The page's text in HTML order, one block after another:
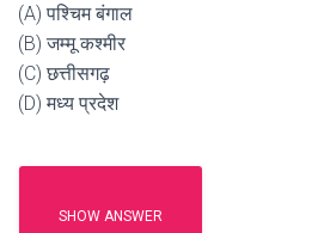
(A) पश्चिम बंगाल
(B) जम्मू कश्मीर
(C) छत्तीसगढ़
(D) मध्य प्रदेश
SHOW ANSWER